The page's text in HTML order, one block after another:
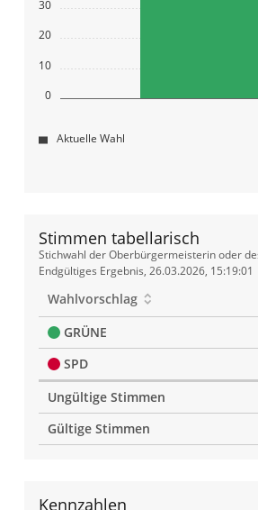
0
10
20
30
Aktuelle Wahl
Stimmen tabellarisch
Stimmen
tabellarisch
Stichwahl der Oberbürgermeisterin oder
Endgültiges Ergebnis, 26.03.2026, 15:19:01
Wahlvorschlag
GRÜNE
SPD
Ungültige Stimmen
Gültige Stimmen
Kennzahlen